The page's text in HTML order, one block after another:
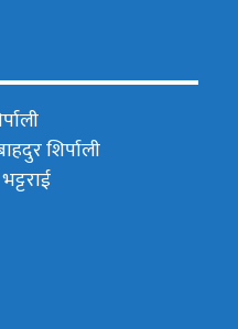
शिर्पाली